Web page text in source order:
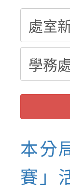
結
本分
賽」